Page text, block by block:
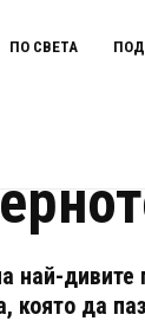
ПО СВЕТА
най-дивите
която да